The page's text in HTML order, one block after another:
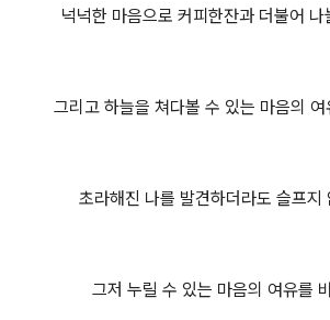
넉넉한 마음으로 커피한잔과 더불어
그리고 하늘을 쳐다볼 수 있는 마음의 여
초라해진 나를 발견하더라도 슬프지
그저 누릴 수 있는 마음의 여유를